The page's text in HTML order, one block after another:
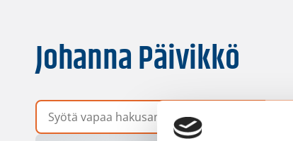
Johanna Päivikkö
Vapaa hakusana